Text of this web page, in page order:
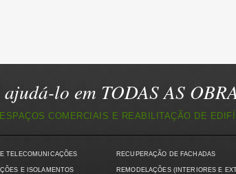
lo em TODAS AS
COMERCIAIS E REABILITAÇÃO DE
TELECOMUNICAÇÕES
E ISOLAMENTOS
RECUPERAÇÃO DE FACHADAS
REMODELAÇÕES (INTERIORES E